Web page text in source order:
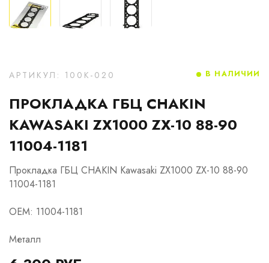
АРТИКУЛ: 100K-020
ПРОКЛАДКА ГБЦ CHAKIN
KAWASAKI ZX1000 ZX-10 88-90
11004-1181
Прокладка ГБЦ CHAKIN Kawasaki ZX1000 ZX-10 88-90
11004-1181
OEM: 11004-1181
Металл
В НАЛИЧИИ